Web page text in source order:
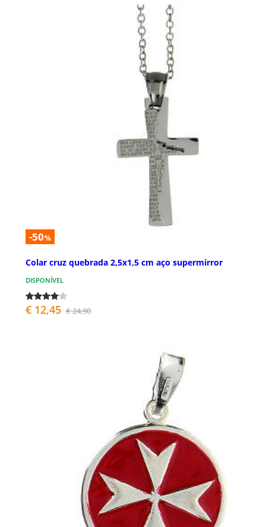
-50%
Colar cruz quebrada 2,5x1,5 cm aço supermirror
DISPONÍVEL
€ 12,45 € 24,90